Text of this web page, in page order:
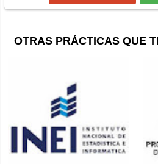
OTRAS PRÁCTICAS QUE